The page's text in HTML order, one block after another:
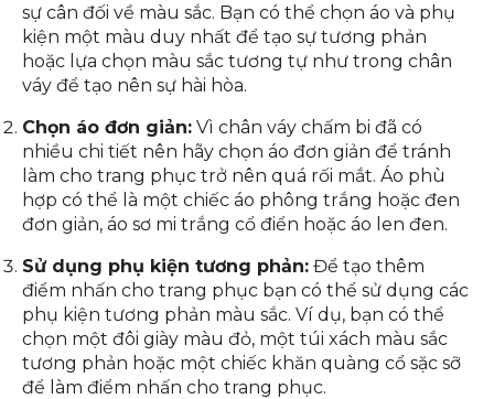
sự cân đối về màu sắc. Bạn có thể chọn áo và phụ
kiện một màu duy nhất để tạo sự tương phản
hoặc lựa chọn màu sắc tương tự như trong chân
váy để tạo nên sự hài hòa.
Chọn áo đơn giản: Vì chân váy chấm bi đã có
nhiều chi tiết nên hãy chọn áo đơn giản để tránh
làm cho trang phục trở nên quá rối mắt. Áo phù
hợp có thể là một chiếc áo phông trắng hoặc đen
đơn giản, áo sơ mi trắng cổ điển hoặc áo len đen.
Sử dụng phụ kiện tương phản: Để tạo thêm
điểm nhấn cho trang phục bạn có thể sử dụng các
phụ kiện tương phản màu sắc. Ví dụ, bạn có thể
chọn một đôi giày màu đỏ, một túi xách màu sắc
tương phản hoặc một chiếc khăn quàng cổ sặc sỡ
để làm điểm nhấn cho trang phục.